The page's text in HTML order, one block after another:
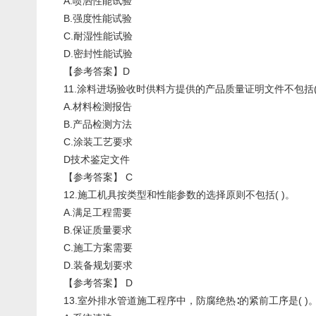
B.强度性能试验
C.耐湿性能试验
D.密封性能试验
【参考答案】D
11.涂料进场验收时供料方提供的产品质量证明文件不包括
A.材料检测报告
B.产品检测方法
C.涂装工艺要求
D技术鉴定文件
【参考答案】 C
12.施工机具按类型和性能参数的选择原则不包括( )。
A.满足工程需要
B.保证质量要求
C.施工方案需要
D.装备规划要求
【参考答案】 D
13.室外排水管道施工程序中，防腐绝热∶的紧前工序是( )